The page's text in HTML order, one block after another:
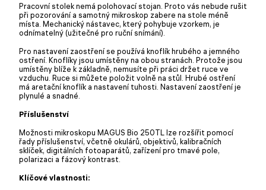
Pracovní stolek nemá polohovací stojan. Proto vás nebude rušit
při pozorování a samotný mikroskop zabere na stole méně
místa. Mechanický nástavec, který pohybuje vzorkem, je
odnímatelný (užitečné pro ruční snímání).
Pro nastavení zaostření se používá knoflík hrubého a jemného
ostření. Knoflíky jsou umístěny na obou stranách. Protože jsou
umístěny blíže k základně, nemusíte při práci držet ruce ve
vzduchu. Ruce si můžete položit volně na stůl. Hrubé ostření
má aretační knoflík a nastavení tuhosti. Nastavení zaostření je
plynulé a snadné.
Příslušenství
Možnosti mikroskopu MAGUS Bio 250TL lze rozšířit pomocí
řady příslušenství, včetně okulárů, objektivů, kalibračních
sklíček, digitálních fotoaparátů, zařízení pro tmavé pole,
polarizaci a fázový kontrast.
Klíčové vlastnosti: